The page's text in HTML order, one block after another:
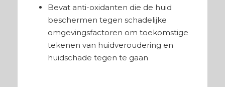
Bevat anti-oxidanten die de huid
beschermen tegen schadelijke
omgevingsfactoren om toekomstige
tekenen van huidveroudering en
huidschade tegen te gaan